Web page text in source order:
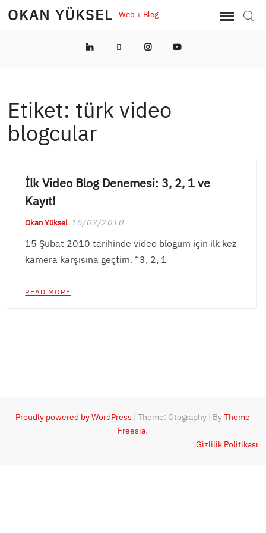
SkipOKAN YÜKSEL Web + Blog
LinkedInTwitterInstagramYouTube
Etiket: türk video
blogcular
İlk Video Blog Denemesi: 3, 2, 1 ve
Kayıt!
Okan Yüksel 15/02/2010
15 Şubat 2010 tarihinde video blogum için ilk kez
kamera karşısına geçtim. “3, 2, 1
READ MORE
Proudly powered by WordPress |Theme: Otography | ByTheme
Freesia.
Gizlilik Politikası